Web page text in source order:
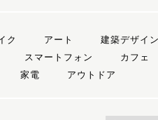
ク アート
建築デザイ
スマートフォン
カフェ
家電 アウトドア